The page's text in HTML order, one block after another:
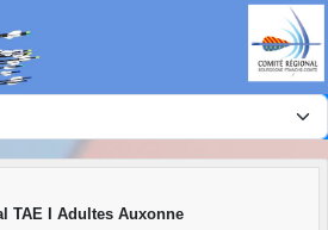
TAE I Adultes Auxonne